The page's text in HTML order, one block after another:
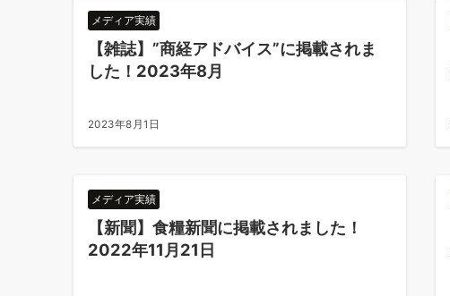
メディア実績
【雑誌】”商経アドバイス”に掲載されま
した！2023年8月
2023年8月1日
メディア実績
【新聞】食糧新聞に掲載されました！
2022年11月21日